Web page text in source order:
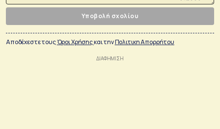
Υποβολή σχολίου
Αποδέχεστε τουςΌροι Χρήσηςκαι τηνΠολιτικη Απορρήτου